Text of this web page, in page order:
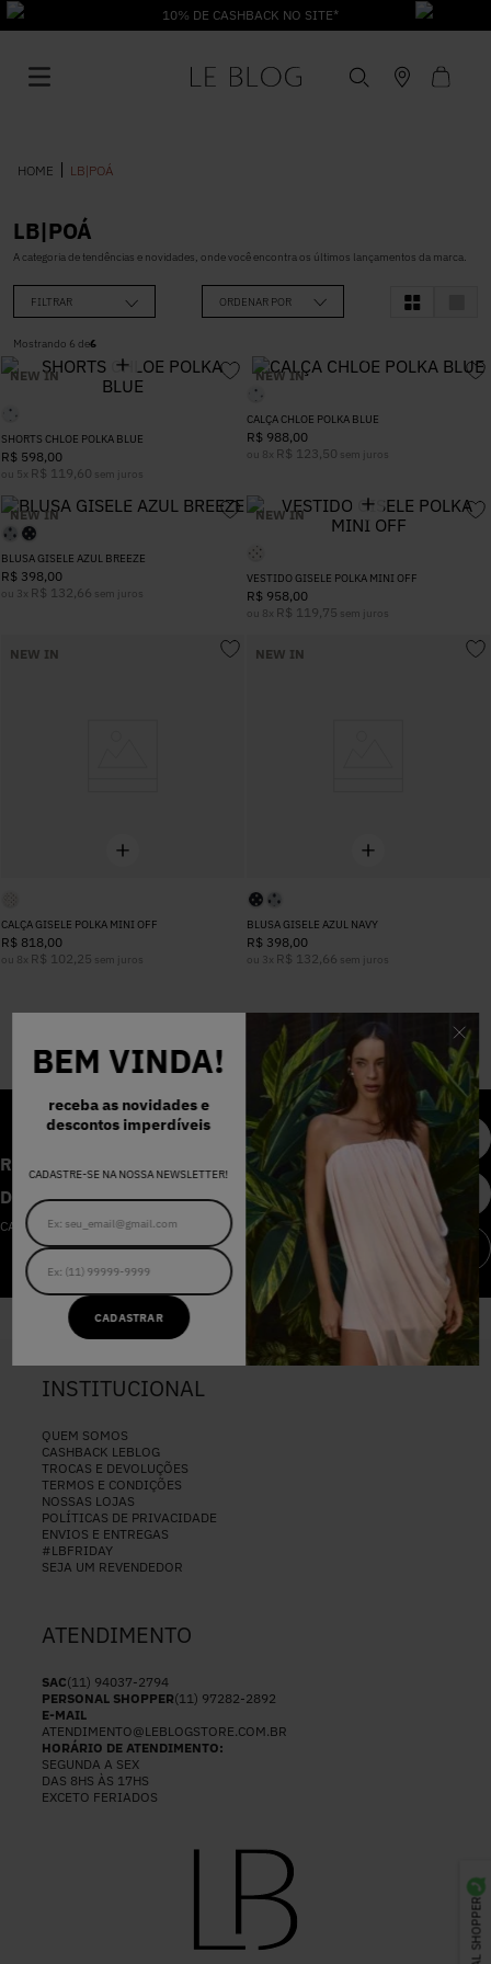
BEM VINDA!
receba as novidades e
descontos imperdíveis
CADASTRE-SE NA NOSSA NEWSLETTER!
CADASTRAR
10% DE CASHBACK NO SITE*
LB|POÁ
LB|POÁ
A categoria de tendências e novidades, onde você encontra os últimos lançamentos da marca.
FILTRAR ORDENAR POR
Mostrando 6 de6
NEW IN
SHORTS CHLOE POLKA BLUE
R$ 598,00
ou 5 x R$ 119,60 sem juros
NEW IN
CALÇA CHLOE POLKA BLUE
R$ 988,00
ou 8 x R$ 123, 50 sem juros
NEW IN
BLUSA GISELE AZUL BREEZE
R$ 398,00
ou 3 x R$ 132,66 sem juros
NEW IN
VESTIDO GISELE POLKA MINI OFF
R$ 958,00
ou 8 x R$ 119,75 sem juros
NEW IN
CALÇA GISELE POLKA MINI OFF
R$ 818,00
ou 8 x R$ 102,25 sem juros
NEW IN
BLUSA GISELE AZUL NAVY
R$ 398,00
ou 3 x R$ 132,66 sem juros
RECEBA AS NOVIDADES E
DESCONTOS IMPERDÍVEIS
CADASTRE-SE NA NOSSA NEWSLETTER
CADASTRAR
INSTITUCIONAL
QUEM SOMOS
CASHBACK LEBLOG
TROCAS E DEVOLUÇÕES
TERMOS E CONDIÇÕES
NOSSAS LOJAS
POLÍTICAS DE PRIVACIDADE
ENVIOS E ENTREGAS
#LBFRIDAY
SEJA UM REVENDEDOR
ATENDIMENTO
SAC(11) 94037-2794
PERSONAL SHOPPER(11) 97282-2892
E-MAIL
ATENDIMENTO@LEBLOGSTORE.COM.BR
HORÁRIO DE ATENDIMENTO:
SEGUNDA A SEX
DAS 8HS ÀS 17HS
EXCETO FERIADOS
1º Vestido
2º Roupas
Jeans
4 º Blusa
5º Calça
Vestido Branco